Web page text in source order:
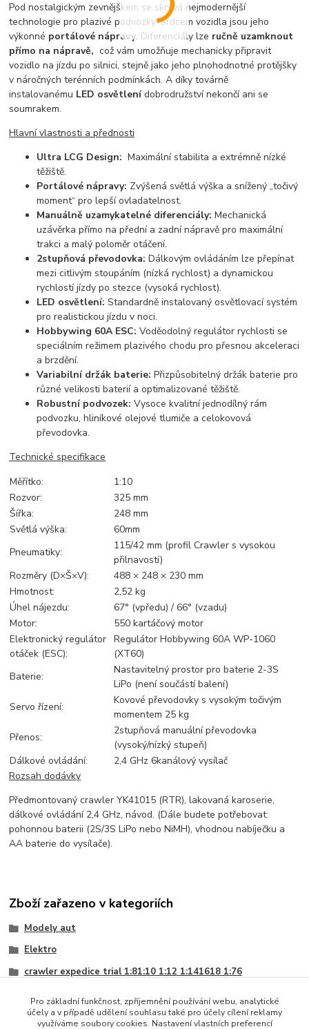
Pod nostalgickým zevnějškem se skrývá nejmodernější
technologie pro plazivé podvozky. Srdcem vozidla jsou jeho
výkonné portálové nápravy. Diferenciály lze ručně uzamknout
přímo na nápravě, což vám umožňuje mechanicky připravit
vozidlo na jízdu po silnici, stejně jako jeho plnohodnotné protějšky
v náročných terénních podmínkách. A díky továrně
instalovanému LED osvětlenídobrodružství nekončí ani se
soumrakem.
Hlavní vlastnosti a přednosti
Ultra LCG Design: Maximální stabilita a extrémně nízké
těžiště.
Portálové nápravy: Zvýšená světlá výška a snížený „točivý
moment“ pro lepší ovladatelnost.
Manuálně uzamykatelné diferenciály: Mechanická
uzávěrka přímo na přední a zadní nápravě pro maximální
trakci a malý poloměr otáčení.
2stupňová převodovka: Dálkovým ovládáním lze přepínat
mezi citlivým stoupáním (nízká rychlost) a dynamickou
rychlostí jízdy po stezce (vysoká rychlost).
LED osvětlení: Standardně instalovaný osvětlovací systém
pro realistickou jízdu v noci.
Hobbywing 60A ESC: Voděodolný regulátor rychlosti se
speciálním režimem plazivého chodu pro přesnou akceleraci
a brzdění.
Variabilní držák baterie: Přizpůsobitelný držák baterie pro
různé velikosti baterií a optimalizované těžiště.
Robustní podvozek: Vysoce kvalitní jednodílný rám
podvozku, hliníkové olejové tlumiče a celokovová
převodovka.
Technické specifikace
Měřítko:
1:10
Rozvor:
325 mm
Šířka:
248 mm
Světlá výška:
60mm
Pneumatiky:
115/42 mm (profil Crawler s vysokou
přilnavostí)
Rozměry (D×Š×V):
488 × 248 × 230 mm
Hmotnost:
2,52 kg
Úhel nájezdu:
67° (vpředu) / 66° (vzadu)
Motor:
550 kartáčový motor
Elektronický regulátor
otáček (ESC):
Regulátor Hobbywing 60A WP-1060
(XT60)
Baterie:
Nastavitelný prostor pro baterie 2-3S
LiPo (není součástí balení)
Servo řízení:
Kovové převodovky s vysokým točivým
momentem 25 kg
Přenos:
2stupňová manuální převodovka
(vysoký/nízký stupeň)
Dálkové ovládání:
2,4 GHz 6kanálový vysílač
Rozsah dodávky
Předmontovaný crawler YK41015 (RTR), lakovaná karoserie,
dálkové ovládání 2,4 GHz, návod. (Dále budete potřebovat:
pohonnou baterii (2S/3S LiPo nebo NiMH), vhodnou nabíječku a
AA baterie do vysílače).
Zboží zařazeno v kategoriích
Modely aut
Elektro
crawler expedice trial 1:81:10 1:12 1:141618 1:76
Terénní
Pro základní funkčnost, zpříjemnění používání webu, analytické
účely a v případě udělení souhlasu také pro účely cílení reklamy
využíváme soubory cookies. Nastavení vlastních preferencí